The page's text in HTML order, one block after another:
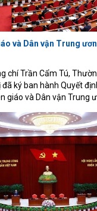
và Dân vận Trung
chí Trần Cẩm Tú,
ký ban hành Quyết
giáo và Dân vận Trung